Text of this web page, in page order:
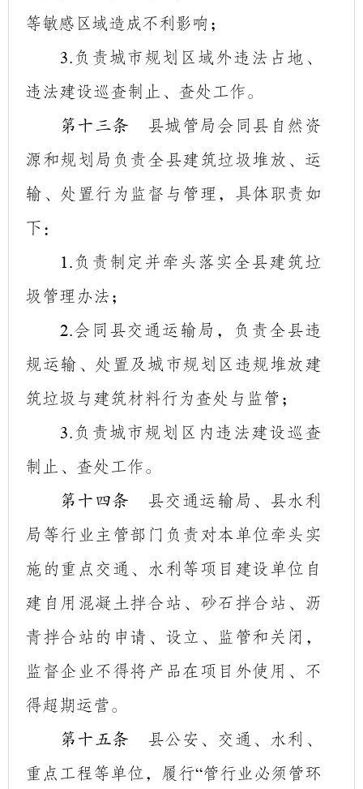
等敏感区域造成不利影响；
3. 负责城市规划区域外违法占地、
违法建设巡查制止、查处工作。
第十三条 县城管局会同县自然资
源和规划局负责全县建筑垃圾堆放、运
输、处置行为监督与管理，具体职责如
下：
1. 负责制定并牵头落实全县建筑垃
圾管理办法；
2.会同县交通运输局，负责全县违
规运输、处置及城市规划区违规堆放建
筑垃圾与建筑材料行为查处与监管；
3. 负责城市规划区内违法建设巡查
制止、查处工作。
第十四条 县交通运输局、县水利
局等行业主管部门负责对本单位牵头实
施的重点交通、水利等项目建设单位自
建自用混凝土拌合站、砂石拌合站、沥
青拌合站的申请、设立、监管和关闭，
监督企业不得将产品在项目外使用、不
得超期运营。
第十五条 县公安、交通、水利、
重点工程等单位，履行“管行业必须管环